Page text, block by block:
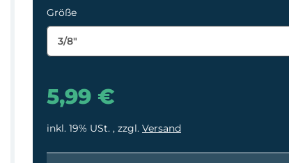
Größe
3/8"
5,99 €
inkl. 19% USt. , zzgl. Versand